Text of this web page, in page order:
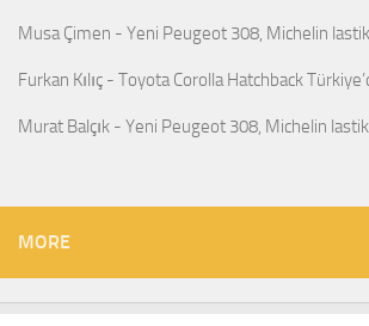
Musa Çimen - Yeni Peugeot 308, Michelin
Furkan Kılıç - Toyota Corolla Hatchback
Murat Balçık - Yeni Peugeot 308, Michelin
MORE